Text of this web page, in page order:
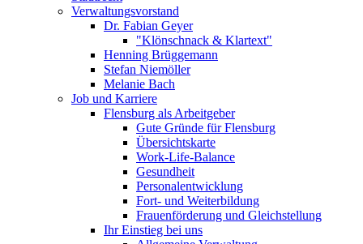
Verwaltungsvorstand
Dr. Fabian Geyer
"Klönschnack & Klartext"
Henning Brüggemann
Stefan Niemöller
Melanie Bach
Job und Karriere
Flensburg als Arbeitgeber
Gute Gründe für Flensburg
Übersichtskarte
Work-Life-Balance
Gesundheit
Personalentwicklung
Fort- und Weiterbildung
Frauenförderung und Gleichstellung
Ihr Einstieg bei uns